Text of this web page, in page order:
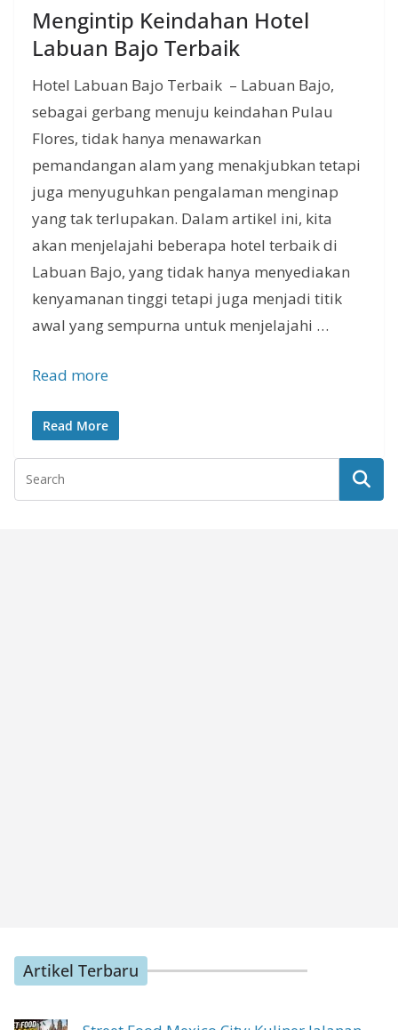
Mengintip Keindahan Hotel
Labuan Bajo Terbaik
Hotel Labuan Bajo Terbaik – Labuan Bajo,
sebagai gerbang menuju keindahan Pulau
Flores, tidak hanya menawarkan
pemandangan alam yang menakjubkan tetapi
juga menyuguhkan pengalaman menginap
yang tak terlupakan. Dalam artikel ini, kita
akan menjelajahi beberapa hotel terbaik di
Labuan Bajo, yang tidak hanya menyediakan
kenyamanan tinggi tetapi juga menjadi titik
awal yang sempurna untuk menjelajahi …
Read more
Read More
Artikel Terbaru